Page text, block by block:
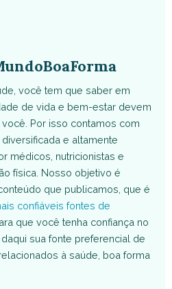
você tem que saber em
de vida e bem-estar devem
Por isso contamos com
diversificada e altamente
médicos, nutricionistas e
física. Nosso objetivo é
que publicamos, que é
confiáveis fontes de
que você tenha confiança no
sua fonte preferencial de
à saúde, boa forma